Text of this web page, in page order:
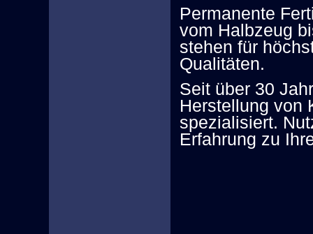
Permanente
vom Halbzeug
stehen für
Qualitäten.
Seit über 30
Herstellung von
spezialisiert.
Erfahrung zu